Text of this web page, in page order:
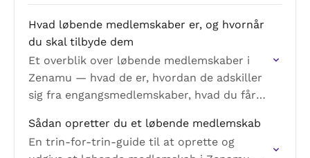
Hvad løbende medlemskaber er, og hvornår
du skal tilbyde dem
Et overblik over løbende medlemskaber i
Zenamu — hvad de er, hvordan de adskiller
sig fra engangsmedlemskaber, hvad du får
Sådan opretter du et løbende medlemskab
En trin-for-trin-guide til at oprette og